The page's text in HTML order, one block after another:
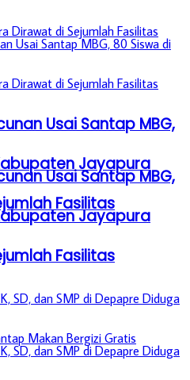
Usai Santap MBG,
Jayapura
Fasilitas
Usai Santap MBG,
Jayapura
Fasilitas